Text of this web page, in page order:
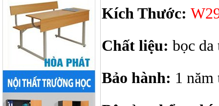
Kích Thước:
Chất liệu: bọc da
Bảo hành: 1 năm